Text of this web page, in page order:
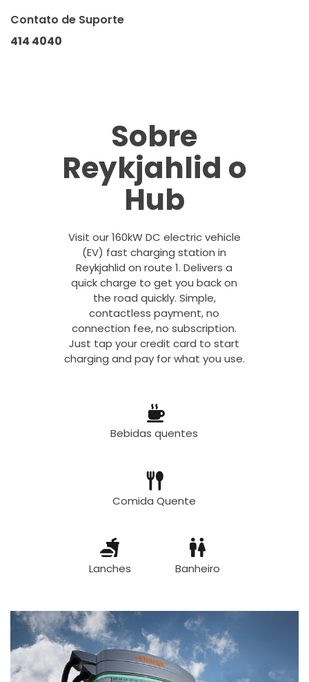
Contato de Suporte
414 4040
Sobre
Reykjahlid o
Hub
Visit our 160kW DC electric vehicle
(EV) fast charging station in
Reykjahlid on route 1. Delivers a
quick charge to get you back on
the road quickly. Simple,
contactless payment, no
connection fee, no subscription.
Just tap your credit card to start
charging and pay for what you use.
Bebidas quentes
Comida Quente
Lanches Banheiro